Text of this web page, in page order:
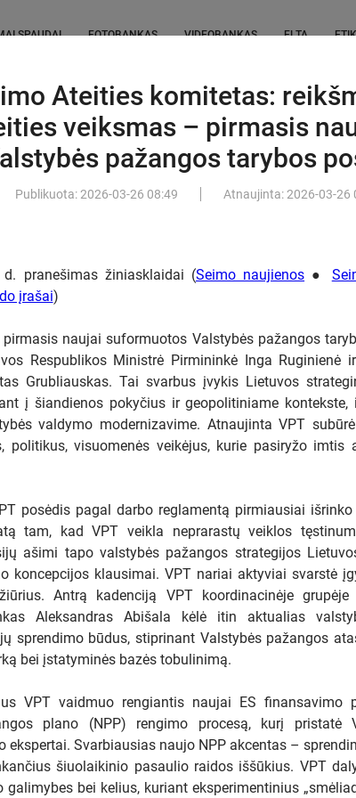
SPAUDAI FOTOBANKAS VIDEOBANKAS ELTA
IEŠKOTI
Detali paieška
pirmadienį susitiks su
ir Vilniaus meru
grynasis pelnas – daugiau nei 6
pusmečio rezultatai:
perdavimo sistema
generacijai
susigrąžina Vilniaus MBA
Meras pasitelkė juodąsias
– dirbome nuostolingai, ką gali
Čaplinsko pranešimas: „Kodėl
yra svarbiausia Lietuvos
grandis? Kodėl Lietuvos
taip sunku ką nors pakeisti
(3)
svieste keptos voveraitės su
bulvėmis ir krapais
Ateities komitetas:
veiksmas – pirmasis
pažangos tarybos
Publikuota:2026-03-26 08:49 Atnaujinta:2026-03-26
pranešimas žiniasklaidai (Seimo naujienos ●
įrašai)
naujai suformuotos Valstybės pažangos
Respublikos Ministrė Pirmininkė Inga Ruginienė
Grubliauskas. Tai svarbus įvykis Lietuvos
į šiandienos pokyčius ir geopolitiniame kontekste,
valdymo modernizavime. Atnaujinta VPT
politikus, visuomenės veikėjus, kurie pasiryžo imtis
posėdis pagal darbo reglamentą pirmiausiai
tam, kad VPT veikla neprarastų veiklos
ašimi tapo valstybės pažangos strategijos
koncepcijos klausimai. VPT nariai aktyviai svarstė
Antrą kadenciją VPT koordinacinėje
Aleksandras Abišala kėlė itin aktualias
sprendimo būdus, stiprinant Valstybės pažangos
bei įstatyminės bazės tobulinimą.
VPT vaidmuo rengiantis naujai ES finansavimo
plano (NPP) rengimo procesą, kurį pristatė
ekspertai. Svarbiausias naujo NPP akcentas –
šiuolaikinio pasaulio raidos iššūkius. VPT
galimybes bei kelius, kuriant eksperimentinius